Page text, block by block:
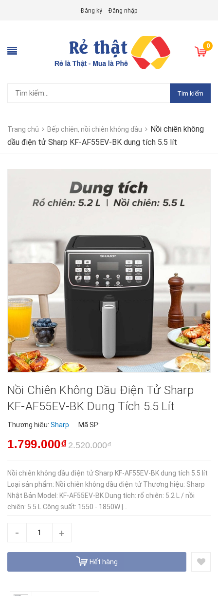
Đăng ký Đăng nhập
0
Tìm kiếm
Trang chủ Bếp chiên, nồi chiên không dầu
Nồi chiên không
dầu điện tử Sharp KF-AF55EV-BK dung tích 5.5 lít
Nồi Chiên Không Dầu Điện Tử Sharp
KF-AF55EV-BK Dung Tích 5.5 Lít
Thương hiệu: Sharp Mã SP:
1.799.000₫2.520.000₫
Nồi chiên không dầu điện tử Sharp KF-AF55EV-BK dung tích 5.5 lít
Loại sản phẩm: Nồi chiên không dầu điện tử Thương hiệu: Sharp
Nhật Bản Model: KF-AF55EV-BK Dung tích: rổ chiên: 5.2 L / nồi
chiên: 5.5 L Công suất: 1550 - 1850W |...
- +
Hết hàng